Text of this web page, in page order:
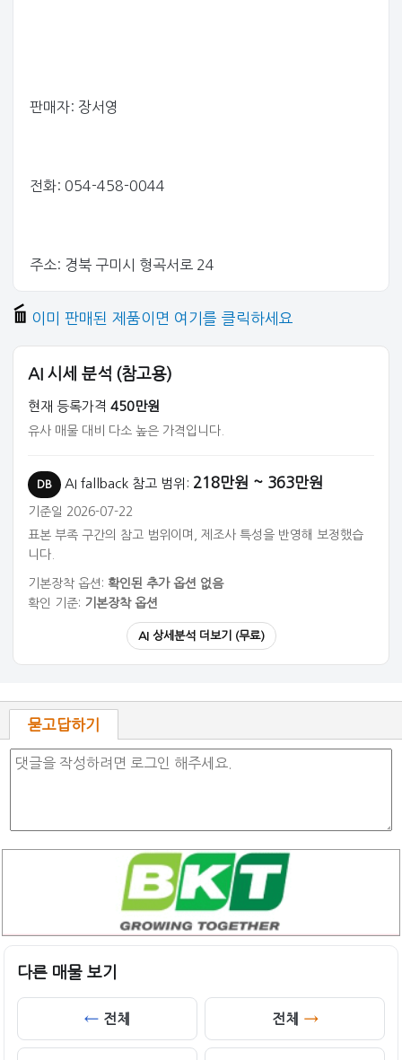
판매자: 장서영
전화: 054-458-0044
주소: 경북 구미시 형곡서로 24
이미 판매된 제품이면 여기를 클릭하세요
AI 시세 분석 (참고용)
현재 등록가격 450만원
유사 매물 대비 다소 높은 가격입니다.
DB AI fallback 참고 범위: 218만원 ~ 363만원
기준일 2026-07-22
표본 부족 구간의 참고 범위이며, 제조사 특성을 반영해 보정했습
니다.
기본장착 옵션: 확인된 추가 옵션 없음
확인 기준: 기본장착 옵션
AI 상세분석 더보기 (무료)
묻고답하기
다른 매물 보기
전체 전체